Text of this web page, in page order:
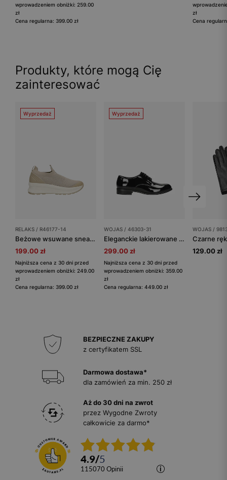
wprowadzeniem obniżki: 259.00
zł
Cena regularna: 399.00 zł
zł
Cena
Produkty, które mogą Cię
zainteresować
Wyprzedaż
RELAKS / R46177-14
Beżowe wsuwane sneakersy RELAKS z kryształkami
199.00 zł
Najniższa cena z 30 dni przed
wprowadzeniem obniżki: 249.00
zł
Cena regularna: 399.00 zł
Wyprzedaż
WOJAS / 46303-31
Eleganckie lakierowane półbuty damskie
299.00 zł
Najniższa cena z 30 dni przed
wprowadzeniem obniżki: 359.00
zł
Cena regularna: 449.00 zł
WOJAS /
129.00 zł
BEZPIECZNE ZAKUPY
z certyfikatem SSL
Darmowa dostawa*
dla zamówień za min. 250 zł
Aż do 30 dni na zwrot
przez Wygodne Zwroty
całkowicie za darmo*
4.9/5
115070 opinii